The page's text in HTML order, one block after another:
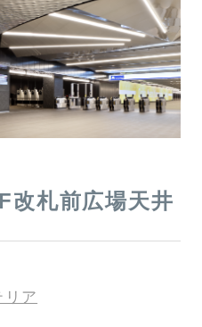
改札前広場天井
リア